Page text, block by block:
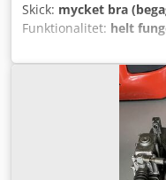
Skick: mycket bra
Funktionalitet: helt
höger 1 excenterpress
smalt slädaggregat
Akwjk Tråddiameter:
80 mm Matningslängd: